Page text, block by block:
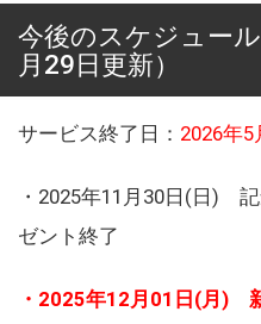
今後のスケジュー
月29日更新）
サービス終了日： 2026年5
・2025年11月30日(日)
ゼント終了
・2025年12月01日(月)